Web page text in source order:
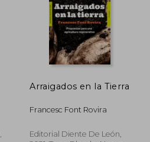
Arraigados en la Tierra
Francesc Font Rovira
Editorial Diente De León,